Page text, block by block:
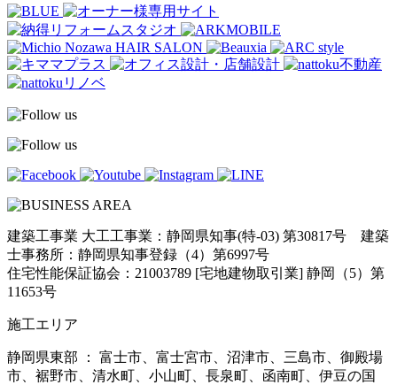
建築工事業 大工工事業：静岡県知事(特-03) 第30817号 建築
士事務所：静岡県知事登録（4）第6997号
住宅性能保証協会：21003789 [宅地建物取引業] 静岡（5）第
11653号
施工エリア
静岡県東部 ： 富士市、富士宮市、沼津市、三島市、御殿場
市、裾野市、清水町、小山町、長泉町、函南町、伊豆の国